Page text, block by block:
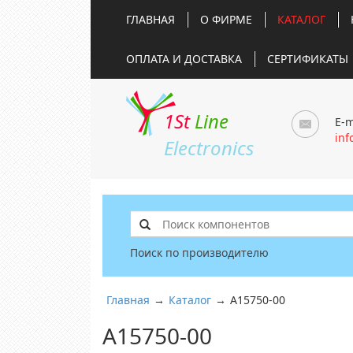
ГЛАВНАЯ О ФИРМЕ КАТАЛОГ
ОПЛАТА И ДОСТАВКА СЕРТИФИКАТЫ
1St Line
Electronics
E-
Поиск по производителю
Главная → Каталог → A15750-00
A15750-00